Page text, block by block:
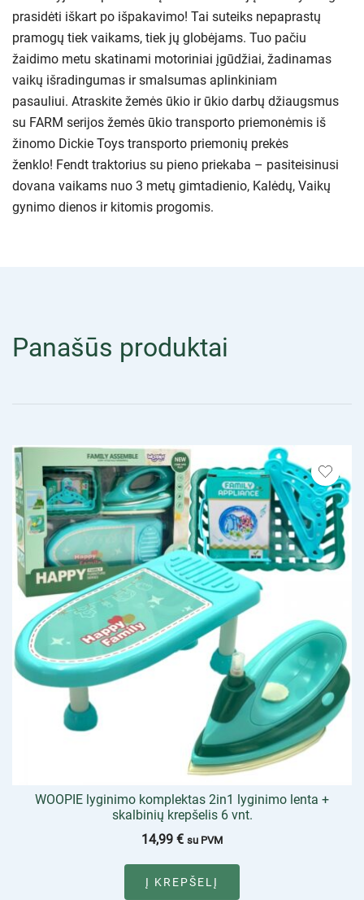
prasidėti iškart po išpakavimo! Tai suteiks nepaprastų
pramogų tiek vaikams, tiek jų globėjams. Tuo pačiu
žaidimo metu skatinami motoriniai įgūdžiai, žadinamas
vaikų išradingumas ir smalsumas aplinkiniam
pasauliui. Atraskite žemės ūkio ir ūkio darbų džiaugsmus
su FARM serijos žemės ūkio transporto priemonėmis iš
žinomo Dickie Toys transporto priemonių prekės
ženklo! Fendt traktorius su pieno priekaba – pasiteisinusi
dovana vaikams nuo 3 metų gimtadienio, Kalėdų, Vaikų
gynimo dienos ir kitomis progomis.
Panašūs produktai
WOOPIE lyginimo komplektas 2in1 lyginimo lenta +
skalbinių krepšelis 6 vnt.
14,99 € su PVM
Į KREPŠELĮ